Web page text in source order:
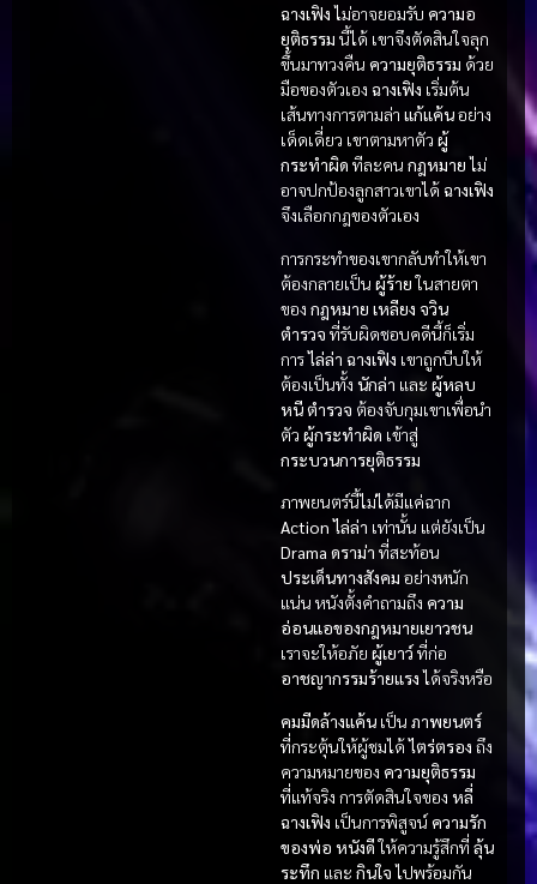
ฉางเฟิงไม่อาจยอมรับ ความอ
ยุติธรรม นี้ได้ เขาจึงตัดสินใจลุก
ขึ้นมาทวงคืน ความยุติธรรม ด้วย
มือของตัวเอง ฉางเฟิง เริ่มต้น
เส้นทางการตามล่า แก้แค้นอย่าง
เด็ดเดี่ยว เขาตามหาตัว ผู้
กระทำผิด ทีละคน กฎหมายไม่
อาจปกป้องลูกสาวเขาได้ ฉางเฟิง
จึงเลือกกฎของตัวเอง
การกระทำของเขากลับทำให้เขา
ต้องกลายเป็น ผู้ร้ายในสายตา
ของ กฎหมาย เหลียง จวิน
ตำรวจ ที่รับผิดชอบคดีนี้ก็เริ่ม
การไล่ล่า ฉางเฟิง เขาถูกบีบให้
ต้องเป็นทั้ง นักล่า และ ผู้หลบ
หนีตำรวจ ต้องจับกุมเขาเพื่อนำ
ตัว ผู้กระทำผิด เข้าสู่
กระบวนการยุติธรรม
ภาพยนตร์นี้ไม่ได้มีแค่ฉาก
Action ไล่ล่า เท่านั้น แต่ยังเป็น
Drama ดราม่า ที่สะท้อน
ประเด็นทางสังคม อย่างหนัก
แน่น หนังตั้งคำถามถึง ความ
อ่อนแอของกฎหมายเยาวชน
เราจะให้อภัย ผู้เยาว์ที่ก่อ
อาชญากรรมร้ายแรงได้จริงหรือ
คมมีดล้างแค้น เป็น ภาพยนตร์
ที่กระตุ้นให้ผู้ชมได้ไตร่ตรอง ถึง
ความหมายของ ความยุติธรรม
ที่แท้จริง การตัดสินใจของ หลี่
ฉางเฟิง เป็นการพิสูจน์ความรัก
ของพ่อ หนังดีให้ความรู้สึกที่ ลุ้น
ระทึก และ กินใจไปพร้อมกัน